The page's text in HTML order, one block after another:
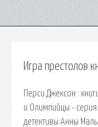
Игра престолов
Перси Джексон :
и Олимпийцы -
детективы Анны